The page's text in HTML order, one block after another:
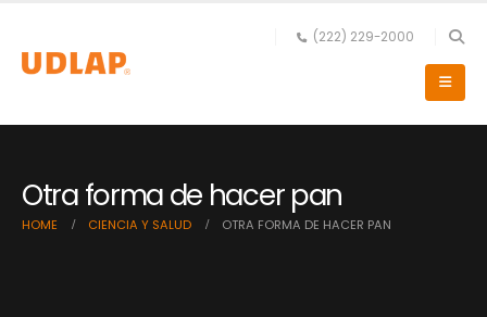
(222) 229-2000
Otra forma de hacer pan
HOME CIENCIA Y SALUD OTRA FORMA DE HACER PAN